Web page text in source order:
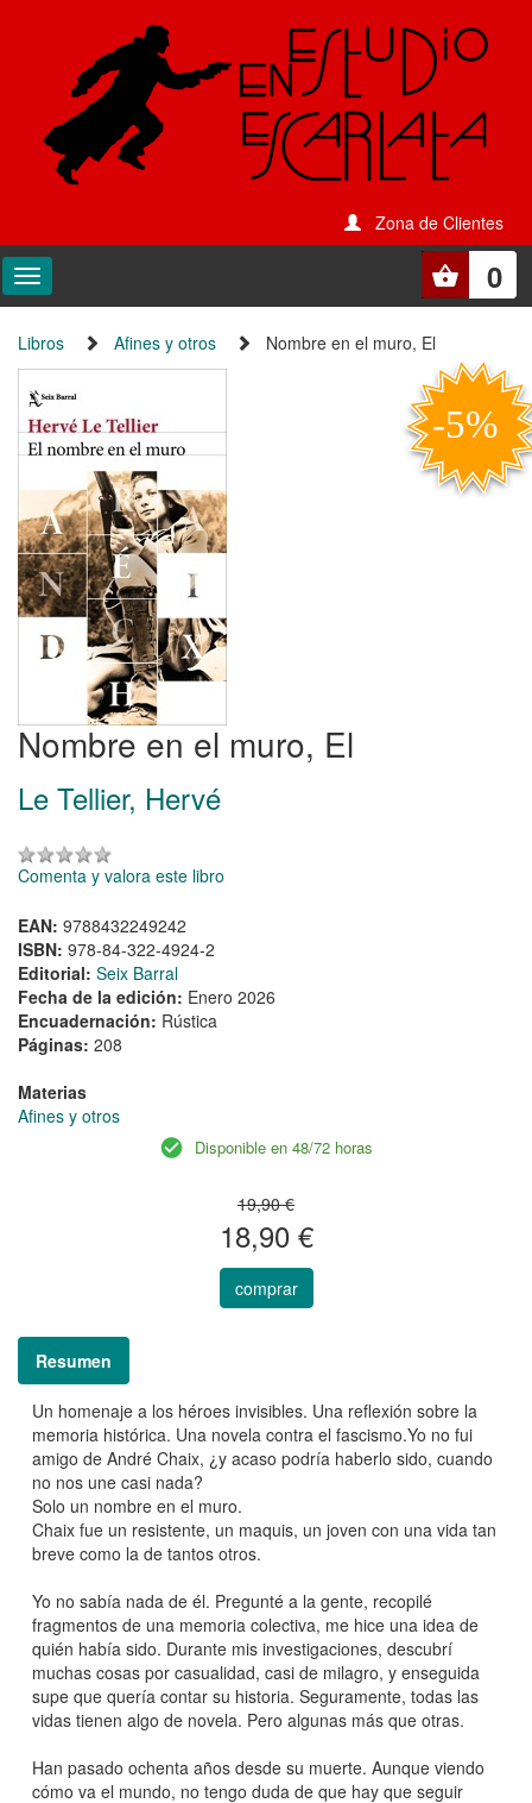
Zona de Clientes
0
Libros Afines y otros Nombre en el muro, El
Nombre en el muro, El
Le Tellier, Hervé
Comenta y valora este libro
EAN: 9788432249242
ISBN: 978-84-322-4924-2
Editorial: Seix Barral
Fecha de la edición: Enero 2026
Encuadernación: Rústica
Páginas: 208
Materias
Afines y otros
Disponible en 48/72 horas
19,90 €
18,90 €
comprar
Resumen
Un homenaje a los héroes invisibles. Una reflexión sobre la
memoria histórica. Una novela contra el fascismo.Yo no fui
amigo de André Chaix, ¿y acaso podría haberlo sido, cuando
no nos une casi nada?
Solo un nombre en el muro.
Chaix fue un resistente, un maquis, un joven con una vida tan
breve como la de tantos otros.
Yo no sabía nada de él. Pregunté a la gente, recopilé
fragmentos de una memoria colectiva, me hice una idea de
quién había sido. Durante mis investigaciones, descubrí
muchas cosas por casualidad, casi de milagro, y enseguida
supe que quería contar su historia. Seguramente, todas las
vidas tienen algo de novela. Pero algunas más que otras.
Han pasado ochenta años desde su muerte. Aunque viendo
cómo va el mundo, no tengo duda de que hay que seguir